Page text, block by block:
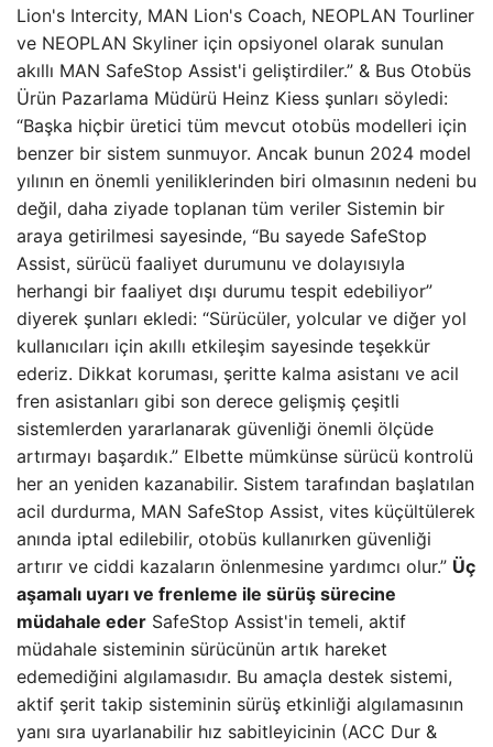
Lion's Intercity, MAN Lion's Coach, NEOPLAN Tourliner
ve NEOPLAN Skyliner için opsiyonel olarak sunulan
akıllı MAN SafeStop Assist'i geliştirdiler.” & Bus Otobüs
Ürün Pazarlama Müdürü Heinz Kiess şunları söyledi:
“Başka hiçbir üretici tüm mevcut otobüs modelleri için
benzer bir sistem sunmuyor. Ancak bunun 2024 model
yılının en önemli yeniliklerinden biri olmasının nedeni bu
değil, daha ziyade toplanan tüm veriler Sistemin bir
araya getirilmesi sayesinde, “Bu sayede SafeStop
Assist, sürücü faaliyet durumunu ve dolayısıyla
herhangi bir faaliyet dışı durumu tespit edebiliyor”
diyerek şunları ekledi: “Sürücüler, yolcular ve diğer yol
kullanıcıları için akıllı etkileşim sayesinde teşekkür
ederiz. Dikkat koruması, şeritte kalma asistanı ve acil
fren asistanları gibi son derece gelişmiş çeşitli
sistemlerden yararlanarak güvenliği önemli ölçüde
artırmayı başardık.” Elbette mümkünse sürücü kontrolü
her an yeniden kazanabilir. Sistem tarafından başlatılan
acil durdurma, MAN SafeStop Assist, vites küçültülerek
anında iptal edilebilir, otobüs kullanırken güvenliği
artırır ve ciddi kazaların önlenmesine yardımcı olur.” Üç
aşamalı uyarı ve frenleme ile sürüş sürecine
müdahale eder SafeStop Assist'in temeli, aktif
müdahale sisteminin sürücünün artık hareket
edemediğini algılamasıdır. Bu amaçla destek sistemi,
aktif şerit takip sisteminin sürüş etkinliği algılamasının
yanı sıra uyarlanabilir hız sabitleyicinin (ACC Dur &